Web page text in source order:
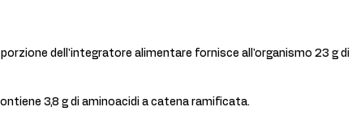
porzione dell'integratore alimentare fornisce all'organismo 23 g di
3,8 g di aminoacidi a catena ramificata.